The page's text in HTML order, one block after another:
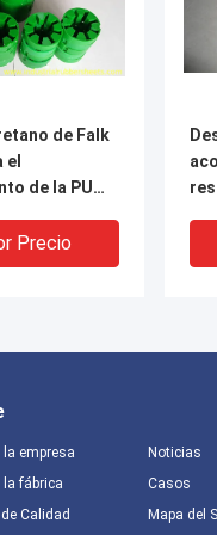
de Falk
el
de la PU
Precio
de
la empresa
fábrica
Calidad
Noticias
Casos
Mapa del